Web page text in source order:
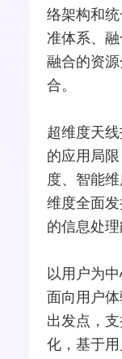
络架构和
准体系、
融合的资
合。
超维度天
的应用局
度、智能
维度全面
的信息处理
以用户为
面向用户
出发点，
化，基于